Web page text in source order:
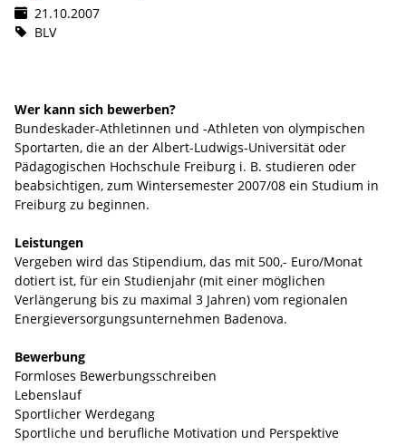
21.10.2007
BLV
Wer kann sich bewerben?
Bundeskader-Athletinnen und -Athleten von olympischen
Sportarten, die an der Albert-Ludwigs-Universität oder
Pädagogischen Hochschule Freiburg i. B. studieren oder
beabsichtigen, zum Wintersemester 2007/08 ein Studium in
Freiburg zu beginnen.
Leistungen
Vergeben wird das Stipendium, das mit 500,- Euro/Monat
dotiert ist, für ein Studienjahr (mit einer möglichen
Verlängerung bis zu maximal 3 Jahren) vom regionalen
Energieversorgungsunternehmen Badenova.
Bewerbung
Formloses Bewerbungsschreiben
Lebenslauf
Sportlicher Werdegang
Sportliche und berufliche Motivation und Perspektive